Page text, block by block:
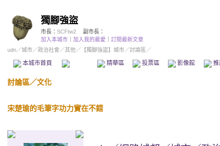
獨腳強盜
市長： SCFtw2
副市長：
加入本城市
加入我的最愛
訂閱最新文章
udn／城市／政治社會 ／其他 ／ 【獨腳強盜】城市／討論區／
本城市首頁 精華區 投票區 影像館
討論區／文化
宋楚瑜的毛筆字功力實在不錯